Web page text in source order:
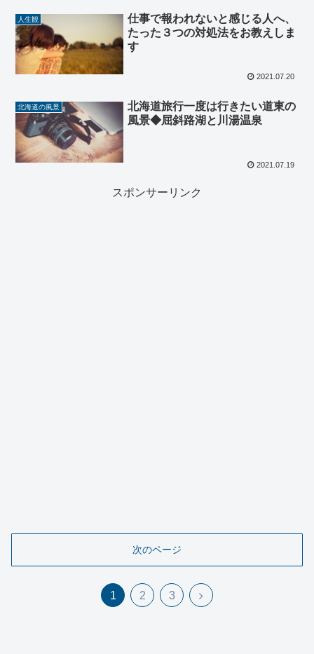
人生観
仕事で報われないと感じる人へ、
たった３つの対処法をお教えしま
す
2021.07.20
北海道の風景
北海道旅行一度は行きたい道東の
風景◆屈斜路湖と川湯温泉
2021.07.19
スポンサーリンク
次のページ
1 2 3